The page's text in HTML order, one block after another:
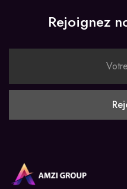
Rejoignez